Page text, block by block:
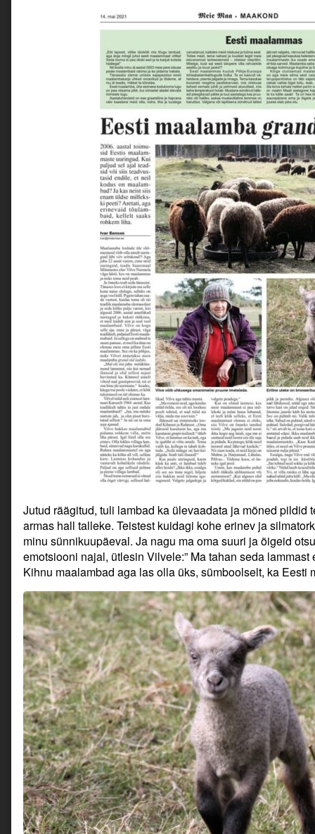
Jutud räägitud, tuli lambad ka ülevaadata ja mõned pildid
armas hall talleke. Teistest kuidagi kohe erinev ja
minu sünnikuupäeval. Ja nagu ma oma suuri ja õigeid
emotsiooni najal, ütlesin Vilvele:” Ma tahan seda
Kihnu maalambad aga las olla üks, sümboolselt, ka Eesti